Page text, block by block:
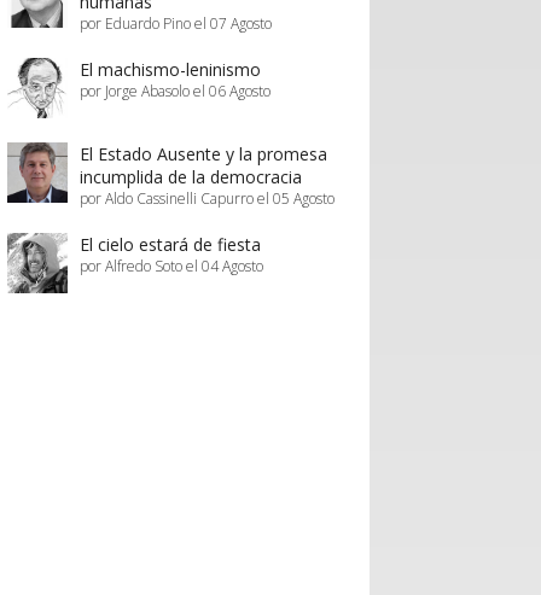
por Eduardo Pino el 07 Agosto
El machismo-leninismo
por Jorge Abasolo el 06 Agosto
El Estado Ausente y la promesa
incumplida de la democracia
por Aldo Cassinelli Capurro el 05 Agosto
El cielo estará de fiesta
por Alfredo Soto el 04 Agosto